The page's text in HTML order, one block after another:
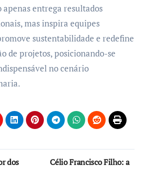
apenas entrega resultados
mas inspira equipes
sustentabilidade e redefine
de projetos, posicionando-se
no cenário
dos Célio Francisco Filho: a